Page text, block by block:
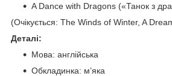
A Dance with Dragons («Танок з
(Очікується: The Winds of Winter, A
Деталі:
Мова: англійська
Обкладинка: м’яка